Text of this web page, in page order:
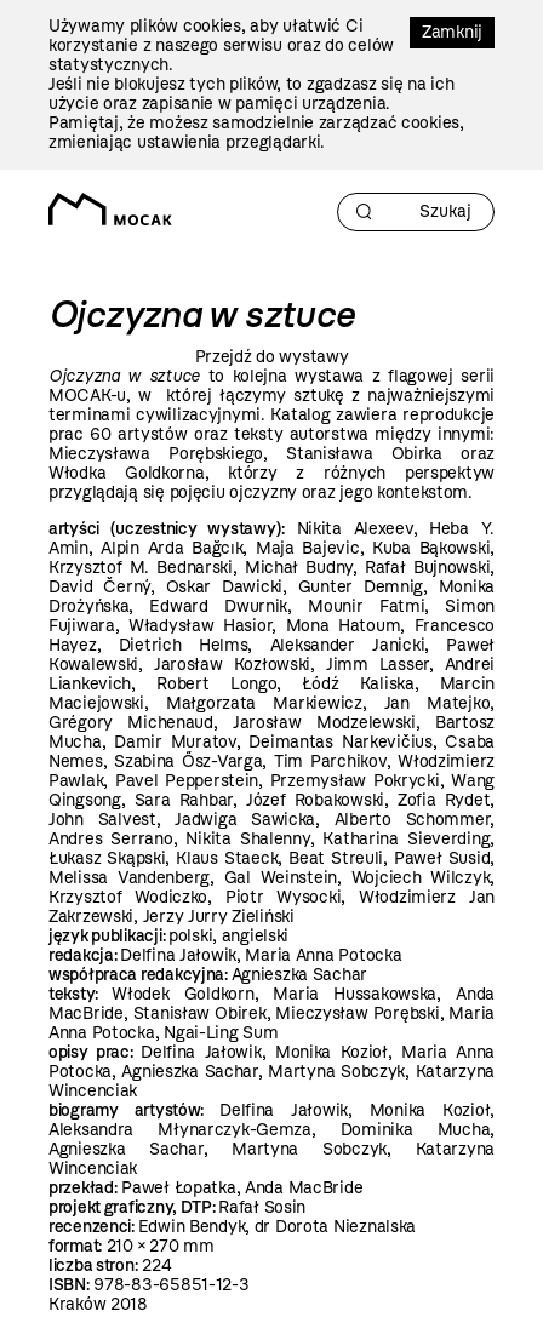
Zamknij
Używamy plików cookies, aby ułatwić Ci
korzystanie z naszego serwisu oraz do celów
statystycznych.
Jeśli nie blokujesz tych plików, to zgadzasz się na ich
użycie oraz zapisanie w pamięci urządzenia.
Pamiętaj, że możesz samodzielnie zarządzać cookies,
zmieniając ustawienia przeglądarki.
Ojczyzna w sztuce
Przejdź do wystawy
Ojczyzna w sztuceto kolejna wystawa z flagowej serii
MOCAK-u, w której łączymy sztukę z najważniejszymi
terminami cywilizacyjnymi. Katalog zawiera reprodukcje
prac 60 artystów oraz teksty autorstwa między innymi:
Mieczysława Porębskiego, Stanisława Obirka oraz
Włodka Goldkorna, którzy z różnych perspektyw
przyglądają się pojęciu ojczyzny oraz jego kontekstom.
artyści (uczestnicy wystawy):Nikita Alexeev, Heba Y.
Amin, Alpin Arda Bağcık, Maja Bajevic, Kuba Bąkowski,
Krzysztof M. Bednarski, Michał Budny, Rafał Bujnowski,
David Černý, Oskar Dawicki, Gunter Demnig, Monika
Drożyńska, Edward Dwurnik, Mounir Fatmi, Simon
Fujiwara, Władysław Hasior, Mona Hatoum, Francesco
Hayez, Dietrich Helms, Aleksander Janicki, Paweł
Kowalewski, Jarosław Kozłowski, Jimm Lasser, Andrei
Liankevich, Robert Longo, Łódź Kaliska, Marcin
Maciejowski, Małgorzata Markiewicz, Jan Matejko,
Grégory Michenaud, Jarosław Modzelewski, Bartosz
Mucha, Damir Muratov, Deimantas Narkevičius, Csaba
Nemes, Szabina Ősz-Varga, Tim Parchikov, Włodzimierz
Pawlak, Pavel Pepperstein, Przemysław Pokrycki, Wang
Qingsong, Sara Rahbar, Józef Robakowski, Zofia Rydet,
John Salvest, Jadwiga Sawicka, Alberto Schommer,
Andres Serrano, Nikita Shalenny, Katharina Sieverding,
Łukasz Skąpski, Klaus Staeck, Beat Streuli, Paweł Susid,
Melissa Vandenberg, Gal Weinstein, Wojciech Wilczyk,
Krzysztof Wodiczko, Piotr Wysocki, Włodzimierz Jan
Zakrzewski, Jerzy Jurry Zieliński
język publikacji:polski, angielski
redakcja:Delfina Jałowik, Maria Anna Potocka
współpraca redakcyjna:Agnieszka Sachar
teksty:Włodek Goldkorn, Maria Hussakowska, Anda
MacBride, Stanisław Obirek, Mieczysław Porębski, Maria
Anna Potocka, Ngai-Ling Sum
opisy prac: Delfina Jałowik, Monika Kozioł, Maria Anna
Potocka, Agnieszka Sachar, Martyna Sobczyk, Katarzyna
Wincenciak
biogramy artystów: Delfina Jałowik, Monika Kozioł,
Aleksandra Młynarczyk-Gemza, Dominika Mucha,
Agnieszka Sachar, Martyna Sobczyk, Katarzyna
Wincenciak
przekład:Paweł Łopatka, Anda MacBride
projekt graficzny, DTP:Rafał Sosin
recenzenci: Edwin Bendyk, dr Dorota Nieznalska
format: 210 × 270 mm
liczba stron:224
ISBN:978-83-65851-12-3
Kraków 2018